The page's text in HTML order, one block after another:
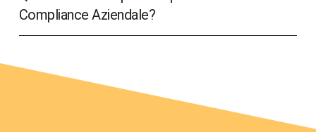
Compliance Aziendale?